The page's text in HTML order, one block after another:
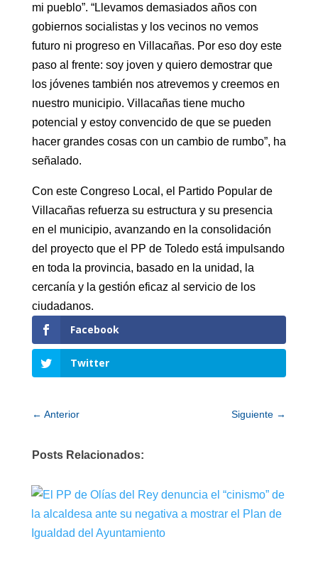
mi pueblo”. “Llevamos demasiados años con
gobiernos socialistas y los vecinos no vemos
futuro ni progreso en Villacañas. Por eso doy este
paso al frente: soy joven y quiero demostrar que
los jóvenes también nos atrevemos y creemos en
nuestro municipio. Villacañas tiene mucho
potencial y estoy convencido de que se pueden
hacer grandes cosas con un cambio de rumbo”, ha
señalado.
Con este Congreso Local, el Partido Popular de
Villacañas refuerza su estructura y su presencia
en el municipio, avanzando en la consolidación
del proyecto que el PP de Toledo está impulsando
en toda la provincia, basado en la unidad, la
cercanía y la gestión eficaz al servicio de los
ciudadanos.
Facebook
Twitter
← Anterior Siguiente →
Posts Relacionados: